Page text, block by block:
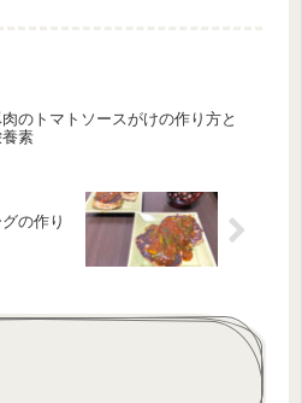
肉のトマトソースがけの作り方と
素
の作り